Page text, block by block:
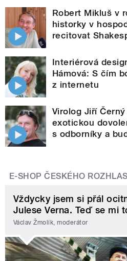
Robert Mikluš v
historky v
recitovat
Interiérová
Hámová: S čím
z internetu
Virolog Jiří
exotickou
s odborníky a
E-SHOP ČESKÉHO
Vždycky jsem si přál
Julese Verna. Teď se mi
Václav Žmolík, moderátor